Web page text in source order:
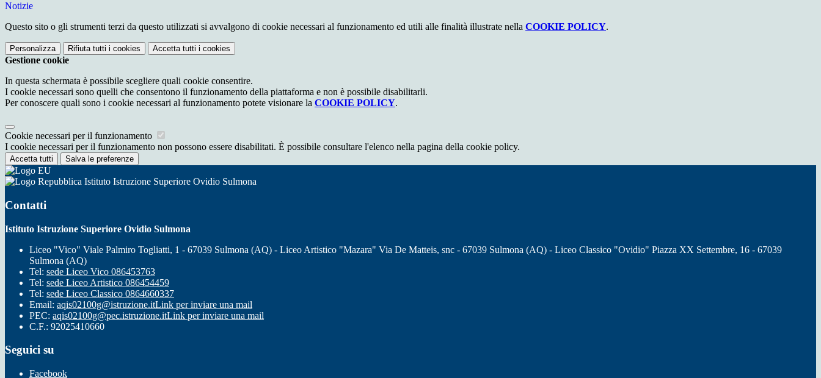
Notizie
Questo sito o gli strumenti terzi da questo utilizzati si avvalgono di cookie necessari al funzionamento ed utili alle finalità illustrate nella COOKIE POLICY.
Personalizza Rifiuta tutti i cookies Accetta tutti i cookies
Gestione cookie
In questa schermata è possibile scegliere quali cookie consentire.
I cookie necessari sono quelli che consentono il funzionamento della piattaforma e non è possibile disabilitarli.
Per conoscere quali sono i cookie necessari al funzionamento potete visionare la COOKIE POLICY.
Cookie necessari per il funzionamento
I cookie necessari per il funzionamento non possono essere disabilitati. È possibile consultare l'elenco nella pagina della cookie policy.
Accetta tutti Salva le preferenze
Istituto Istruzione Superiore Ovidio Sulmona
Contatti
Istituto Istruzione Superiore Ovidio Sulmona
Liceo "Vico" Viale Palmiro Togliatti, 1 - 67039 Sulmona (AQ) - Liceo Artistico "Mazara" Via De Matteis, snc - 67039 Sulmona (AQ) - Liceo Classico "Ovidio" Piazza XX Settembre, 16 - 67039
Sulmona (AQ)
Tel: sede Liceo Vico 086453763
Tel: sede Liceo Artistico 086454459
Tel: sede Liceo Classico 0864660337
Email: aqis02100g@istruzione.itLink per inviare una mail
PEC: aqis02100g@pec.istruzione.itLink per inviare una mail
C.F.: 92025410660
Seguici su
Facebook